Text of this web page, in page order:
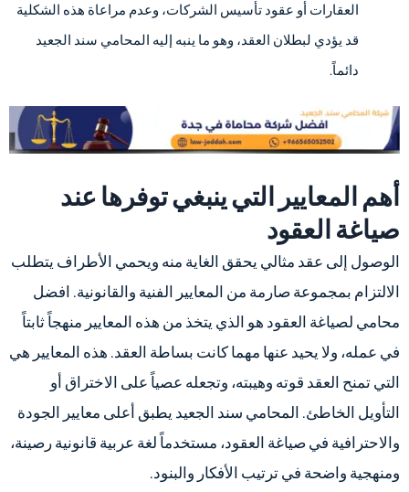
العقارات أو عقود تأسيس الشركات، وعدم مراعاة هذه الشكلية
قد يؤدي لبطلان العقد، وهو ما ينبه إليه المحامي سند الجعيد
دائماً.
أهم المعايير التي ينبغي توفرها عند
صياغة العقود
الوصول إلى عقد مثالي يحقق الغاية منه ويحمي الأطراف يتطلب
الالتزام بمجموعة صارمة من المعايير الفنية والقانونية. افضل
محامي لصياغة العقود هو الذي يتخذ من هذه المعايير منهجاً ثابتاً
في عمله، ولا يحيد عنها مهما كانت بساطة العقد. هذه المعايير هي
التي تمنح العقد قوته وهيبته، وتجعله عصياً على الاختراق أو
التأويل الخاطئ. المحامي سند الجعيد يطبق أعلى معايير الجودة
والاحترافية في صياغة العقود، مستخدماً لغة عربية قانونية رصينة،
ومنهجية واضحة في ترتيب الأفكار والبنود.